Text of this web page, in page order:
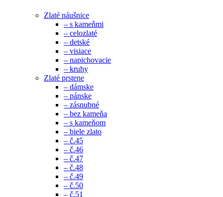
Zlaté náušnice
– s kameňmi
– celozlaté
– detské
– visiace
– napichovacie
– kruhy
Zlaté prstene
– dámske
– pánske
– zásnubné
– bez kameňa
– s kameňom
– biele zlato
– č.45
– č.46
– č.47
– č.48
– č.49
– č.50
– č.51